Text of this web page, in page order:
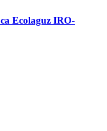
Ecolaguz IRO-